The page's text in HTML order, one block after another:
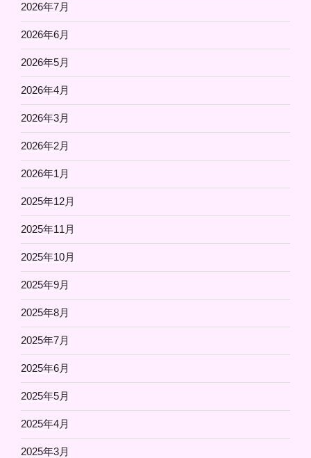
2026年7月
2026年6月
2026年5月
2026年4月
2026年3月
2026年2月
2026年1月
2025年12月
2025年11月
2025年10月
2025年9月
2025年8月
2025年7月
2025年6月
2025年5月
2025年4月
2025年3月